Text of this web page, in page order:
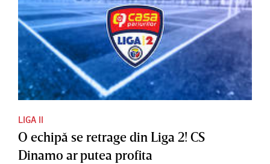
LIGA II
O echipă se retrage din Liga 2! CS
Dinamo ar putea profita